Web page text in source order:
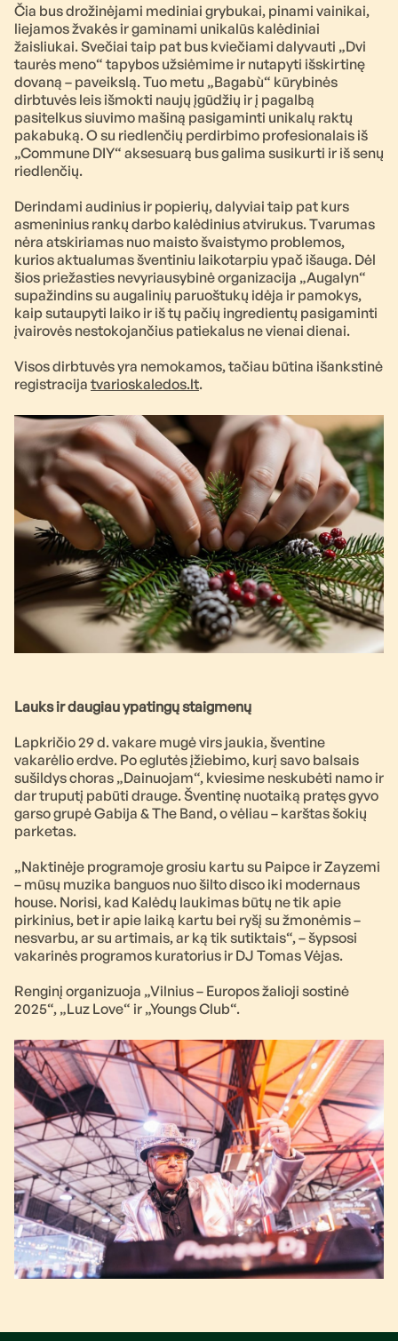
Čia bus drožinėjami mediniai grybukai, pinami vainikai,
liejamos žvakės ir gaminami unikalūs kalėdiniai
žaisliukai. Svečiai taip pat bus kviečiami dalyvauti „Dvi
taurės meno“ tapybos užsiėmime ir nutapyti išskirtinę
dovaną – paveikslą. Tuo metu „Bagabù“ kūrybinės
dirbtuvės leis išmokti naujų įgūdžių ir į pagalbą
pasitelkus siuvimo mašiną pasigaminti unikalų raktų
pakabuką. O su riedlenčių perdirbimo profesionalais iš
„Commune DIY“ aksesuarą bus galima susikurti ir iš senų
riedlenčių.
Derindami audinius ir popierių, dalyviai taip pat kurs
asmeninius rankų darbo kalėdinius atvirukus. Tvarumas
nėra atskiriamas nuo maisto švaistymo problemos,
kurios aktualumas šventiniu laikotarpiu ypač išauga. Dėl
šios priežasties nevyriausybinė organizacija „Augalyn“
supažindins su augalinių paruoštukų idėja ir pamokys,
kaip sutaupyti laiko ir iš tų pačių ingredientų pasigaminti
įvairovės nestokojančius patiekalus ne vienai dienai.
Visos dirbtuvės yra nemokamos, tačiau būtina išankstinė
registracija tvarioskaledos.lt.
Lauks ir daugiau ypatingų staigmenų
Lapkričio 29 d. vakare mugė virs jaukia, šventine
vakarėlio erdve. Po eglutės įžiebimo, kurį savo balsais
sušildys choras „Dainuojam“, kviesime neskubėti namo ir
dar truputį pabūti drauge. Šventinę nuotaiką pratęs gyvo
garso grupė Gabija & The Band, o vėliau – karštas šokių
parketas.
„Naktinėje programoje grosiu kartu su Paipce ir Zayzemi
– mūsų muzika banguos nuo šilto disco iki modernaus
house. Norisi, kad Kalėdų laukimas būtų ne tik apie
pirkinius, bet ir apie laiką kartu bei ryšį su žmonėmis –
nesvarbu, ar su artimais, ar ką tik sutiktais“, – šypsosi
vakarinės programos kuratorius ir DJ Tomas Vėjas.
Renginį organizuoja „Vilnius – Europos žalioji sostinė
2025“, „Luz Love“ ir „Youngs Club“.